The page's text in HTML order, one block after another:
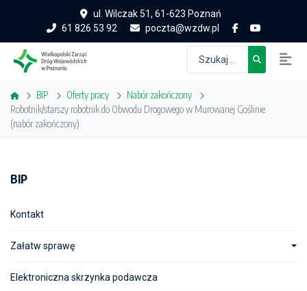
ul. Wilczak 51, 61-623 Poznań
61 826 53 92
poczta@wzdw.pl
BIP Oferty pracy
Nabór zakończony
Robotnik/starszy robotnik do Obwodu Drogowego w Murowanej Goślinie
(nabór zakończony)
BIP
Kontakt
Załatw sprawę
Elektroniczna skrzynka podawcza